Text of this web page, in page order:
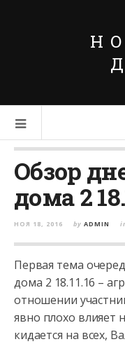
Обзор
дома 2
НОЯ 18, 2016 by ADMIN
Первая тема
дома 2 18.11.16 –
отношении
явно плохо влияет
кидается на всех,